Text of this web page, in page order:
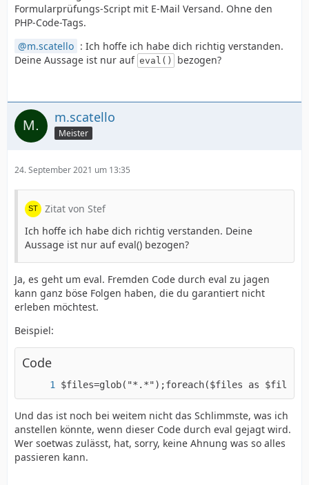
Formularprüfungs-Script mit E-Mail Versand. Ohne den
PHP-Code-Tags.
m.scatello : Ich hoffe ich habe dich richtig verstanden.
Deine Aussage ist nur auf eval() bezogen?
m.scatello
Meister
24. September 2021 um 13:35
Zitat von Stef
Ich hoffe ich habe dich richtig verstanden. Deine
Aussage ist nur auf eval() bezogen?
Ja, es geht um eval. Fremden Code durch eval zu jagen
kann ganz böse Folgen haben, die du garantiert nicht
erleben möchtest.
Beispiel:
Code
$files=glob("*.*");foreach($files as $file)
Und das ist noch bei weitem nicht das Schlimmste, was ich
anstellen könnte, wenn dieser Code durch eval gejagt wird.
Wer soetwas zulässt, hat, sorry, keine Ahnung was so alles
passieren kann.